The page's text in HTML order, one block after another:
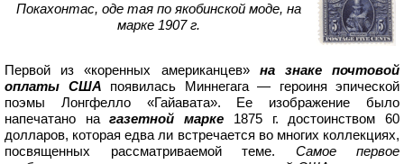
Покахонтас, оде тая по якобинской моде, на
марке 1907 г.
Первой из «коренных американцев» на знаке почтовой
оплаты США появилась Миннегага — героиня эпической
поэмы Лонгфелло «Гайавата». Ее изображение было
напечатано нагазетной марке 1875 г. достоинством 60
долларов, которая едва ли встречается во многих коллекциях,
посвященных рассматриваемой теме. Самое первое